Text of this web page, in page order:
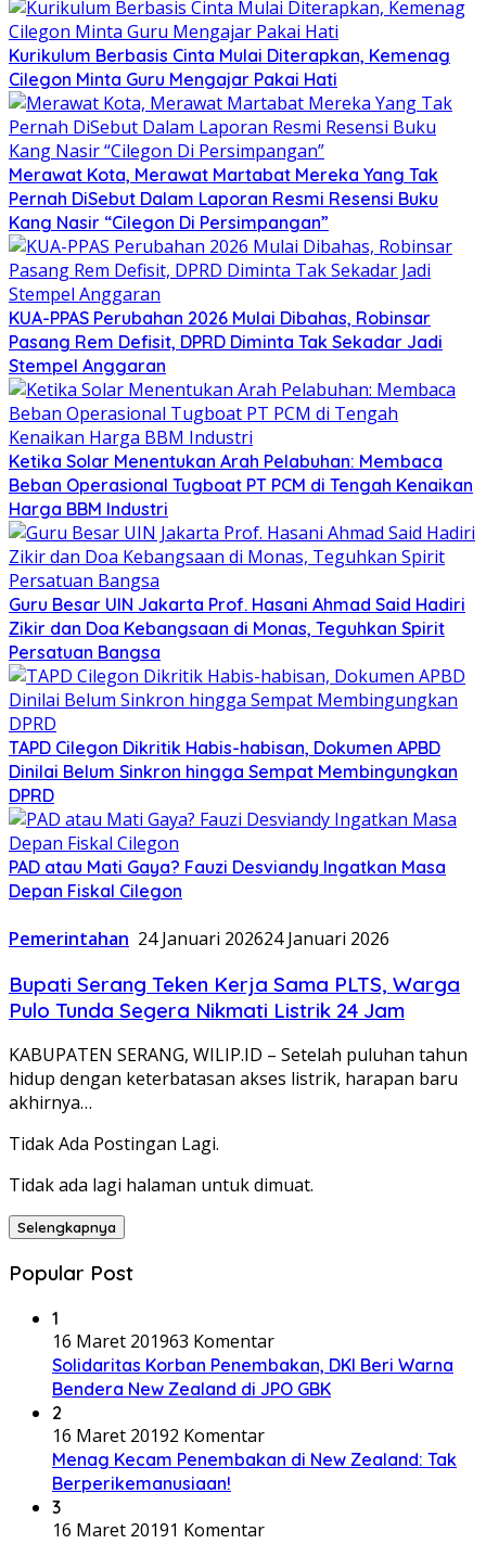
Kurikulum Berbasis Cinta Mulai Diterapkan, Kemenag
Cilegon Minta Guru Mengajar Pakai Hati
Merawat Kota, Merawat Martabat Mereka Yang Tak
Pernah DiSebut Dalam Laporan Resmi Resensi Buku
Kang Nasir “Cilegon Di Persimpangan”
KUA-PPAS Perubahan 2026 Mulai Dibahas, Robinsar
Pasang Rem Defisit, DPRD Diminta Tak Sekadar Jadi
Stempel Anggaran
Ketika Solar Menentukan Arah Pelabuhan: Membaca
Beban Operasional Tugboat PT PCM di Tengah Kenaikan
Harga BBM Industri
Guru Besar UIN Jakarta Prof. Hasani Ahmad Said Hadiri
Zikir dan Doa Kebangsaan di Monas, Teguhkan Spirit
Persatuan Bangsa
TAPD Cilegon Dikritik Habis-habisan, Dokumen APBD
Dinilai Belum Sinkron hingga Sempat Membingungkan
DPRD
PAD atau Mati Gaya? Fauzi Desviandy Ingatkan Masa
Depan Fiskal Cilegon
Pemerintahan 24 Januari 202624 Januari 2026
Bupati Serang Teken Kerja Sama PLTS, Warga
Pulo Tunda Segera Nikmati Listrik 24 Jam
KABUPATEN SERANG, WILIP.ID – Setelah puluhan tahun
hidup dengan keterbatasan akses listrik, harapan baru
akhirnya…
Tidak Ada Postingan Lagi.
Tidak ada lagi halaman untuk dimuat.
Selengkapnya
Popular Post
1
16 Maret 201963 Komentar
Solidaritas Korban Penembakan, DKI Beri Warna
Bendera New Zealand di JPO GBK
2
16 Maret 20192 Komentar
Menag Kecam Penembakan di New Zealand: Tak
Berperikemanusiaan!
3
16 Maret 20191 Komentar